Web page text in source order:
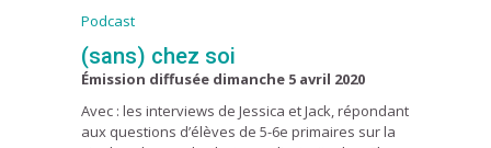
Podcast
(sans) chez soi
Émission diffusée dimanche 5 avril 2020
Avec : les interviews de Jessica et Jack, répondant
aux questions d’élèves de 5-6e primaires sur la